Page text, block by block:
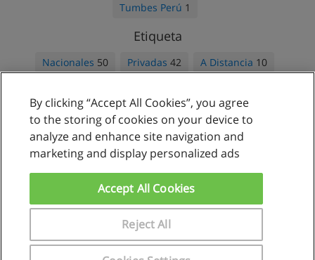
Tumbes Perú 1
Etiqueta
Nacionales 50 Privadas 42 A Distancia 10
Reglas de uso
Contactar con Educaedu
Copyright © Educaedu Business S.L. - CIF : B-95610580: -
By clicking “Accept All Cookies”, you agree
to the storing of cookies on your device to
analyze and enhance site navigation and
marketing and display personalized ads
Reject All
Accept All Cookies